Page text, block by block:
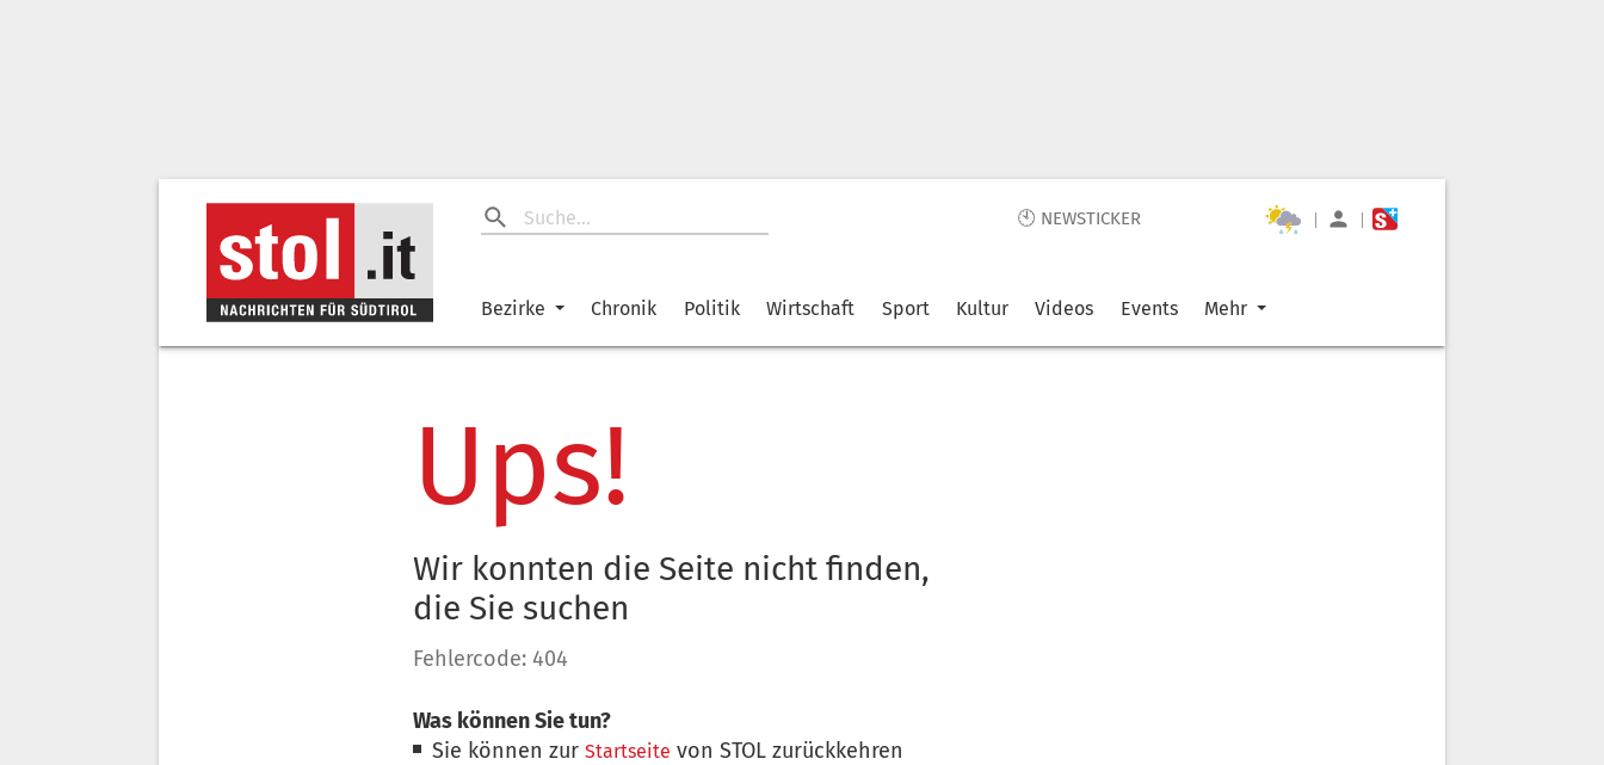
🕙 NEWSTICKER | |
Bezirke Chronik Politik Wirtschaft Sport Kultur Videos Events Mehr
Ups!
Wir konnten die Seite nicht finden,
die Sie suchen
Fehlercode: 404
Was können Sie tun?
Sie können zurStartseite von STOL zurückkehren